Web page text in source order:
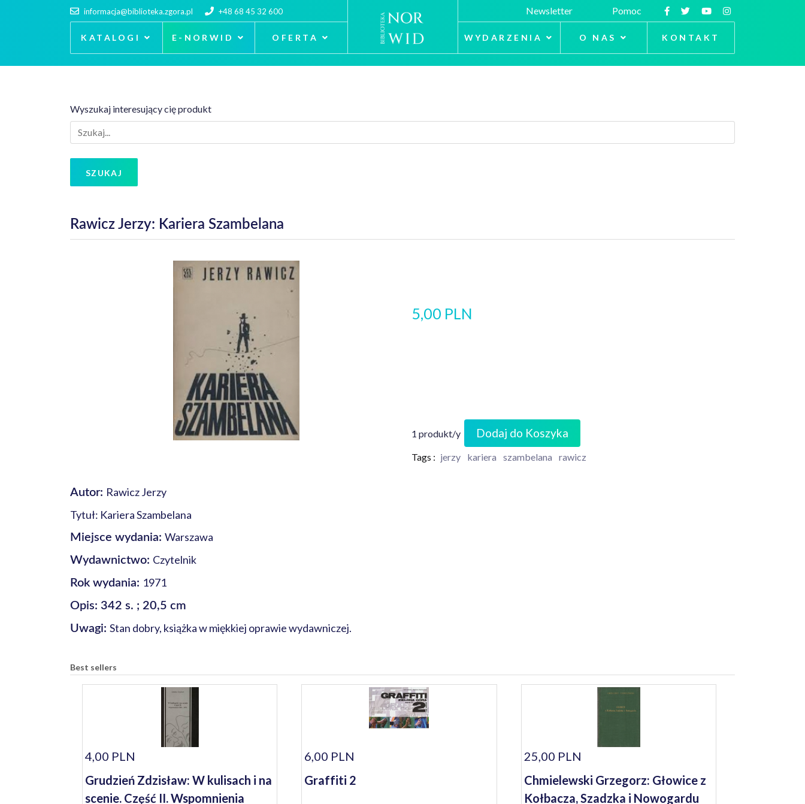
informacja@biblioteka.zgora.pl +48 68 45 32 600
KATALOGI E-NORWID OFERTA
Newsletter Pomoc
WYDARZENIA O NAS KONTAKT
Wyszukaj interesujący cię produkt
SZUKAJ
Rawicz Jerzy: Kariera Szambelana
5,00 PLN
1 produkt/y Dodaj do Koszyka
Tags : jerzy kariera szambelana rawicz
Autor: Rawicz Jerzy
Tytuł: Kariera Szambelana
Miejsce wydania: Warszawa
Wydawnictwo: Czytelnik
Rok wydania: 1971
Opis: 342 s. ; 20,5 cm
Uwagi: Stan dobry, książka w miękkiej oprawie wydawniczej.
Best sellers
4,00 PLN
Grudzień Zdzisław: W kulisach i na
scenie. Część II. Wspomnienia
6,00 PLN
Graffiti 2
25,00 PLN
Chmielewski Grzegorz: Głowice z
Kołbacza, Szadzka i Nowogardu